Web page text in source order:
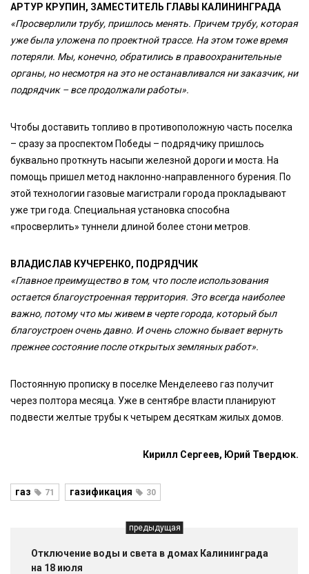
АРТУР КРУПИН, ЗАМЕСТИТЕЛЬ ГЛАВЫ КАЛИНИНГРАДА
«Просверлили трубу, пришлось менять. Причем трубу, которая
уже была уложена по проектной трассе. На этом тоже время
потеряли. Мы, конечно, обратились в правоохранительные
органы, но несмотря на это не останавливался ни заказчик, ни
подрядчик – все продолжали работы».
Чтобы доставить топливо в противоположную часть поселка
– сразу за проспектом Победы – подрядчику пришлось
буквально проткнуть насыпи железной дороги и моста. На
помощь пришел метод наклонно-направленного бурения. По
этой технологии газовые магистрали города прокладывают
уже три года. Специальная установка способна
«просверлить» туннели длиной более стони метров.
ВЛАДИСЛАВ КУЧЕРЕНКО, ПОДРЯДЧИК
«Главное преимущество в том, что после использования
остается благоустроенная территория. Это всегда наиболее
важно, потому что мы живем в черте города, который был
благоустроен очень давно. И очень сложно бывает вернуть
прежнее состояние после открытых земляных работ».
Постоянную прописку в поселке Менделеево газ получит
через полтора месяца. Уже в сентябре власти планируют
подвести желтые трубы к четырем десяткам жилых домов.
Кирилл Сергеев, Юрий Твердюк.
газ 71 газификация 30
предыдущая
Отключение воды и света в домах Калининграда
на 18 июля